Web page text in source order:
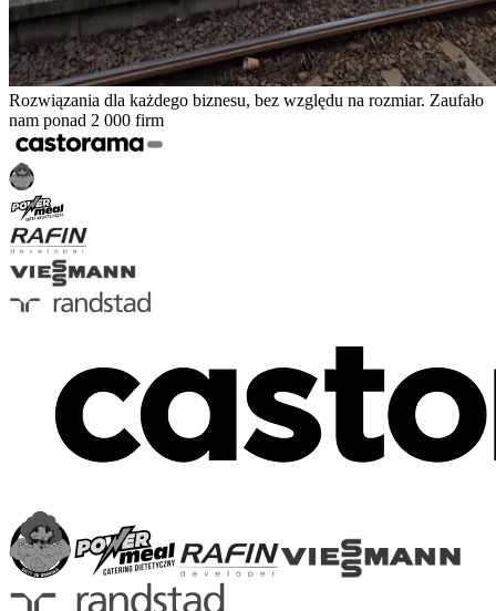
Rozwiązania dla każdego biznesu, bez względu na rozmiar. Zaufało
nam ponad 2 000 firm